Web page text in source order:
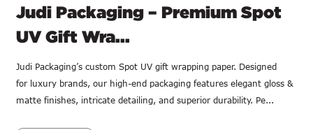
Judi Packaging – Premium Spot
UV Gift Wra...
Judi Packaging’s custom Spot UV gift wrapping paper. Designed
for luxury brands, our high-end packaging features elegant gloss &
matte finishes, intricate detailing, and superior durability. Pe...